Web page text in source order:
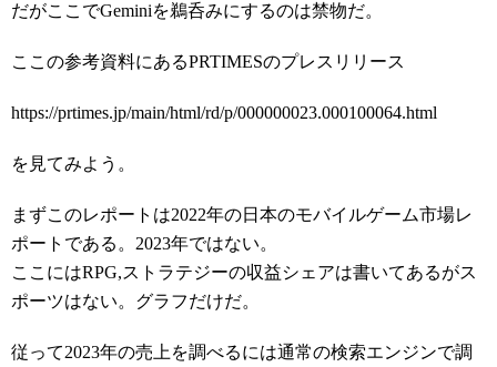
だがここでGeminiを鵜呑みにするのは禁物だ。
ここの参考資料にあるPRTIMESのプレスリリース
https://prtimes.jp/main/html/rd/p/000000023.000100064.html
を見てみよう。
まずこのレポートは2022年の日本のモバイルゲーム市場レ
ポートである。2023年ではない。
ここにはRPG,ストラテジーの収益シェアは書いてあるがス
ポーツはない。グラフだけだ。
従って2023年の売上を調べるには通常の検索エンジンで調